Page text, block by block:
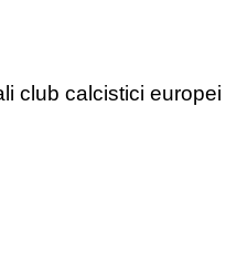
club calcistici